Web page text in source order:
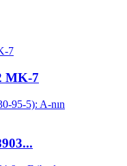
MK-7